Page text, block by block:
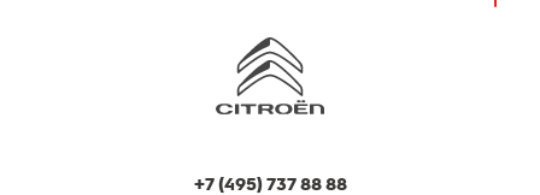
+7 (495) 737 88 88